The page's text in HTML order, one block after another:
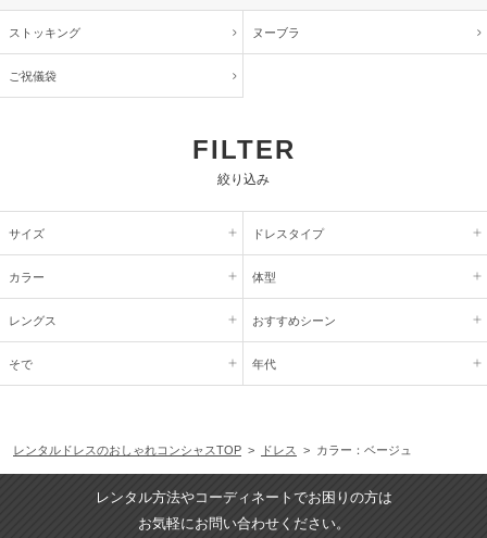
ストッキング ヌーブラ
ご祝儀袋
FILTER
絞り込み
サイズ ドレスタイプ
カラー 体型
レングス おすすめシーン
そで 年代
レンタルドレスのおしゃれコンシャスTOP > ドレス > カラー：ベージュ
レンタル方法やコーディネートでお困りの方は
お気軽にお問い合わせください。